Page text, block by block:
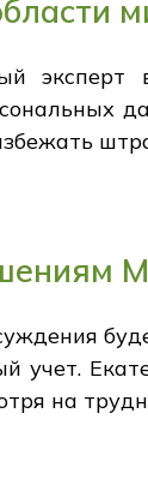
эксперт
учет.
на